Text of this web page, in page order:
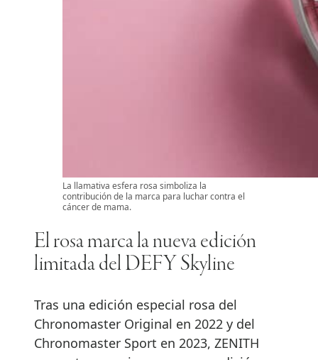
La llamativa esfera rosa simboliza la
contribución de la marca para luchar contra el
cáncer de mama.
El rosa marca la nueva edición
limitada del DEFY Skyline
Tras una edición especial rosa del
Chronomaster Original en 2022 y del
Chronomaster Sport en 2023, ZENITH